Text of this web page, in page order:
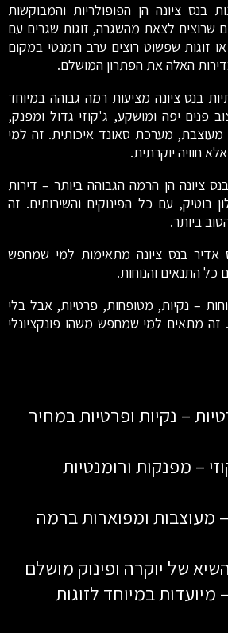
בנס ציונה הן הפופולריות והמבוקשות
שרוצים לצאת מהשגרה, זוגות שגרים עם
זוגות שפשוט רוצים ערב רומנטי במקום
האלה את הפתרון המושלם.
בנס ציונה מציעות רמה גבוהה במיוחד
פנים יפה ומושקע, ג'קוזי גדול ומפנק,
מערכת סאונד איכותית. זה למי
חוויה יוקרתית.
דירות דיסקרטיות VIP בנס ציונה הן הרמה הגבוהה ביותר – דירות
בוטיק, עם כל הפינוקים והשירותים. זה
ביותר.
אדיר בנס ציונה מתאימות למי שמחפש
כל התנאים והנוחות.
– נקיות, מטופחות, פרטיות, אבל בלי
זה מתאים למי שמחפש משהו פונקציונלי
– נקיות ופרטיות במחיר
– מפנקות ורומנטיות
– מעוצבות ומפוארות ברמה
מיועדות במיוחד לזוגות